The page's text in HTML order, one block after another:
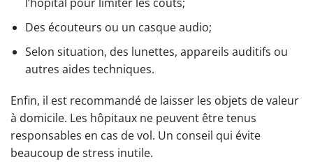
l’hôpital pour limiter les coûts;
Des écouteurs ou un casque audio;
Selon situation, des lunettes, appareils auditifs ou
autres aides techniques.
Enfin, il est recommandé de laisser les objets de valeur
à domicile. Les hôpitaux ne peuvent être tenus
responsables en cas de vol. Un conseil qui évite
beaucoup de stress inutile.